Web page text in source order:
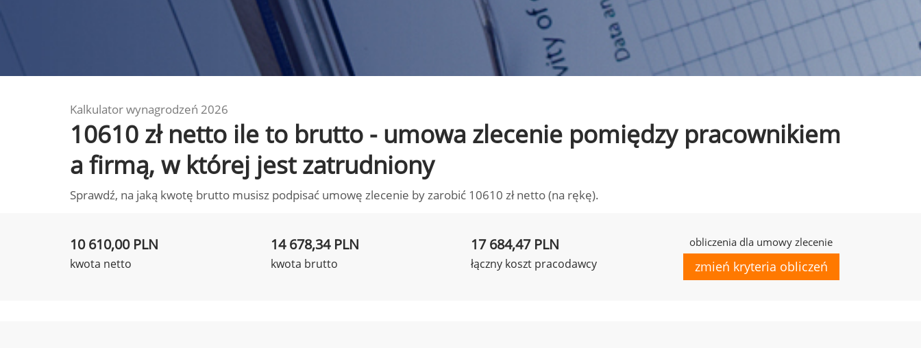
Kalkulator wynagrodzeń 2026
10610 zł netto ile to brutto - umowa zlecenie pomiędzy pracownikiem
a firmą, w której jest zatrudniony
Sprawdź, na jaką kwotę brutto musisz podpisać umowę zlecenie by zarobić 10610 zł netto (na rękę).
10 610,00 PLN
kwota netto
14 678,34 PLN
kwota brutto
17 684,47 PLN
łączny koszt pracodawcy
obliczenia dla umowy zlecenie
zmień kryteria obliczeń